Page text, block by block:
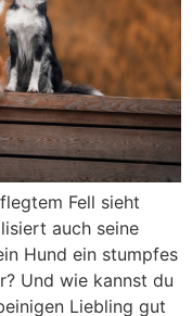
Fell sieht
auch seine
Hund ein stumpfes
Und wie kannst du
Liebling gut